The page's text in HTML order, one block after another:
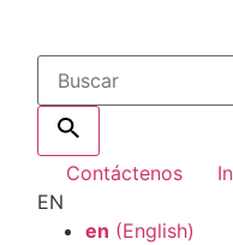
Contáctenos
EN
en (English)